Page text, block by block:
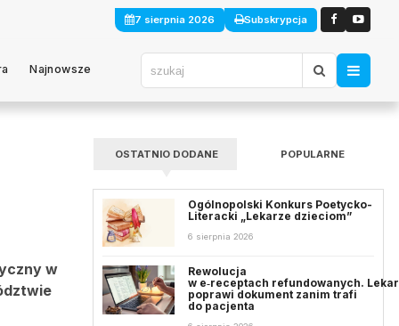
7 sierpnia 2026 Subskrypcja
Najnowsze
w
OSTATNIO DODANE POPULARNE
Ogólnopolski Konkurs Poetycko-
Literacki „Lekarze dzieciom”
6 sierpnia 2026
Rewolucja
w e‑receptach refundowanych.
poprawi dokument zanim trafi
do pacjenta